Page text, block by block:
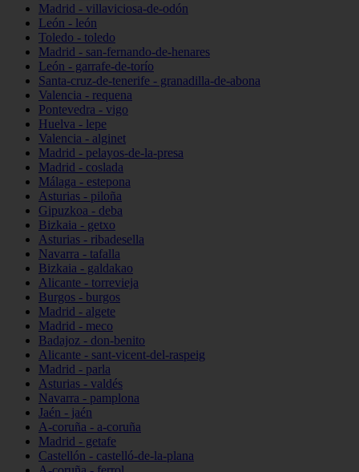
Madrid - villaviciosa-de-odón
León - león
Toledo - toledo
Madrid - san-fernando-de-henares
León - garrafe-de-torío
Santa-cruz-de-tenerife - granadilla-de-abona
Valencia - requena
Pontevedra - vigo
Huelva - lepe
Valencia - alginet
Madrid - pelayos-de-la-presa
Madrid - coslada
Málaga - estepona
Asturias - piloña
Gipuzkoa - deba
Bizkaia - getxo
Asturias - ribadesella
Navarra - tafalla
Bizkaia - galdakao
Alicante - torrevieja
Burgos - burgos
Madrid - algete
Madrid - meco
Badajoz - don-benito
Alicante - sant-vicent-del-raspeig
Madrid - parla
Asturias - valdés
Navarra - pamplona
Jaén - jaén
A-coruña - a-coruña
Madrid - getafe
Castellón - castelló-de-la-plana